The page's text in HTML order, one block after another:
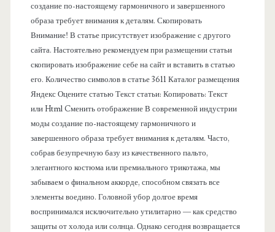
создание по-настоящему гармоничного и завершенного
образа требует внимания к деталям. Скопировать
Внимание! В статье присутствует изображение с другого
сайта. Настоятельно рекомендуем при размещении статьи
скопировать изображение себе на сайт и вставить в статью
его. Количество символов в статье 3611 Каталог размещения
Яндекс Оцените статью Текст статьи: Копировать: Текст
или Html Cменить отображение В современной индустрии
моды создание по-настоящему гармоничного и
завершенного образа требует внимания к деталям. Часто,
собрав безупречную базу из качественного пальто,
элегантного костюма или премиального трикотажа, мы
забываем о финальном аккорде, способном связать все
элементы воедино. Головной убор долгое время
воспринимался исключительно утилитарно — как средство
защиты от холода или солнца. Однако сегодня возвращается